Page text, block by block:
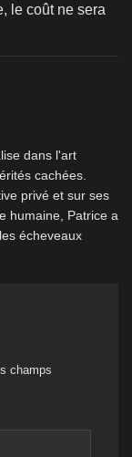
le coût ne sera
dans l'art
cachées.
privé et sur ses
humaine, Patrice a
écheveaux
champs